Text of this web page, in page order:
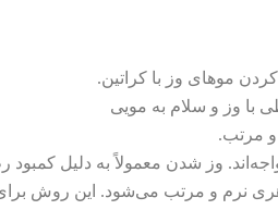
با وز و سلام به مویی
و مرتب.
وز شدن معمولاً به دلیل
نرم و مرتب می‌شود. این روش